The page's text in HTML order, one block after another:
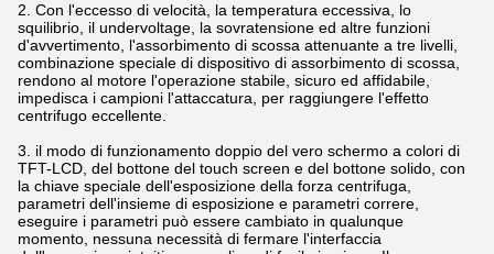
2. Con l'eccesso di velocità, la temperatura eccessiva, lo
squilibrio, il undervoltage, la sovratensione ed altre funzioni
d'avvertimento, l'assorbimento di scossa attenuante a tre livelli,
combinazione speciale di dispositivo di assorbimento di scossa,
rendono al motore l'operazione stabile, sicuro ed affidabile,
impedisca i campioni l'attaccatura, per raggiungere l'effetto
centrifugo eccellente.
3. il modo di funzionamento doppio del vero schermo a colori di
TFT-LCD, del bottone del touch screen e del bottone solido, con
la chiave speciale dell'esposizione della forza centrifuga,
parametri dell'insieme di esposizione e parametri correre,
eseguire i parametri può essere cambiato in qualunque
momento, nessuna necessità di fermare l'interfaccia